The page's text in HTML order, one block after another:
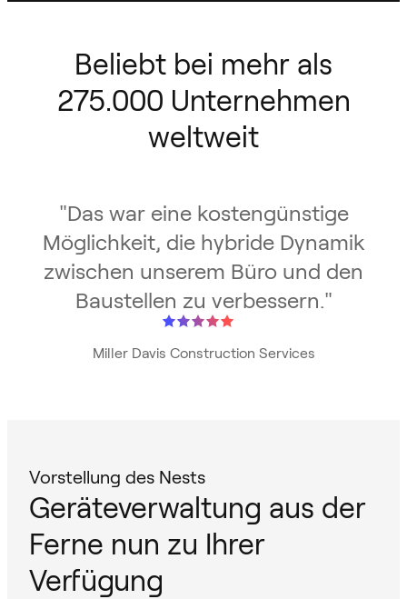
Beliebt bei mehr als
275.000 Unternehmen
weltweit
"Das war eine kostengünstige
Möglichkeit, die hybride Dynamik
zwischen unserem Büro und den
Baustellen zu verbessern."
Miller Davis Construction Services
Vorstellung des Nests
Geräteverwaltung aus der
Ferne nun zu Ihrer
Verfügung